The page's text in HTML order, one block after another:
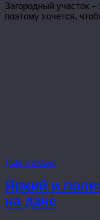
Загородный участок
поэтому хочется,
Дом и семья
Яркий и
на даче